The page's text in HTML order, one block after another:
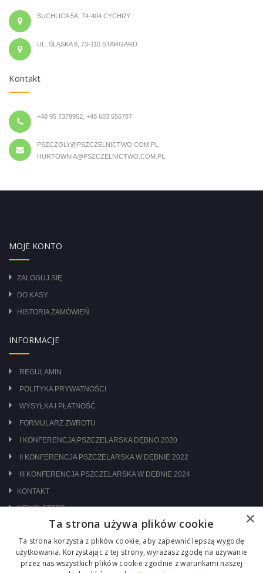
SUCHLICA 5A, 74-404 CYCHRY
UL. ŚLĄSKA 8, 73-110 STARGARD
Kontakt
+48 95 7379952, +48 603 556787
PSZCZOLY@PSZCZELNICTWO.COM.PL
HURTOWNIA@PSZCZELNICTWO.COM.PL
MOJE KONTO
ZALOGUJ SIĘ
DO KASY
HISTORIA ZAMÓWIEŃ
INFORMACJE
REGULAMIN
POLITYKA PRYWATNOŚCI
WYSYŁKA I PŁATNOŚĆ
FORMULARZ ZWROTU
I KONFERENCJA PSZCZELARSKA DĘBNO 2020
II KONFERENCJA PSZCZELARSKA W DĘBNIE 2022
III KONFERENCJA PSZCZELARSKA W DĘBNIE 2024
KONTAKT
NEWSLETTER
ODWIEDŹ NAS NA:
×
Ta strona używa plików cookie
Ta strona korzysta z plików cookie, aby zapewnić lepszą wygodę
użytkowania. Korzystając z tej strony, wyrażasz zgodę na używanie
przez nas wszystkich plików cookie zgodnie z warunkami naszej